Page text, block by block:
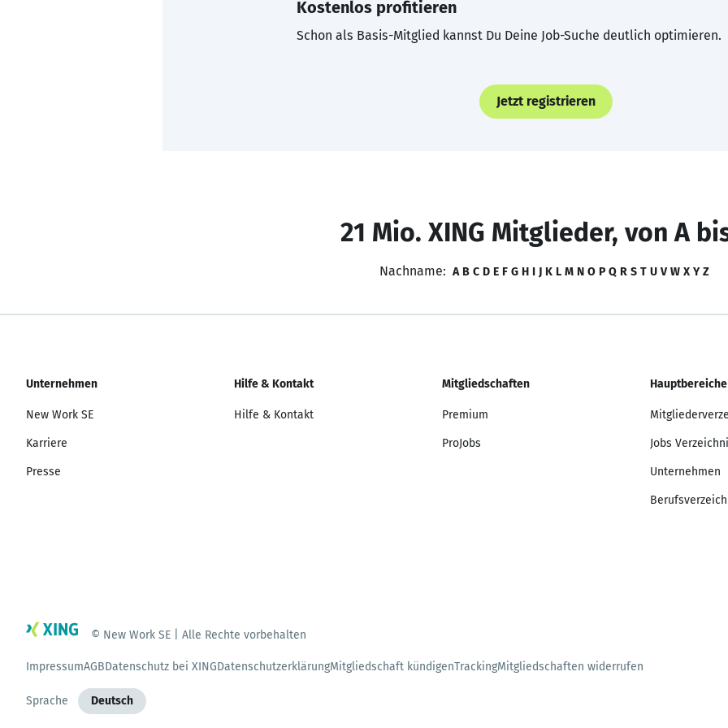
Kostenlos profitieren
Schon als Basis-Mitglied kannst Du Deine Job-Suche deutlich optimieren.
Jetzt registrieren
21 Mio. XING Mitglieder, von A
Nachname: A B C D E F G H I J K L M N O P Q R S T U V W X Y Z
Unternehmen
New Work SE
Karriere
Presse
Hilfe & Kontakt
Hilfe & Kontakt
Mitgliedschaften
Premium
ProJobs
Hauptbereiche
Jobs
Unternehmen
© New Work SE | Alle Rechte vorbehalten
ImpressumAGBDatenschutz bei XINGDatenschutzerklärungMitgliedschaft kündigenTrackingMitgliedschaften widerrufen
Sprache Deutsch